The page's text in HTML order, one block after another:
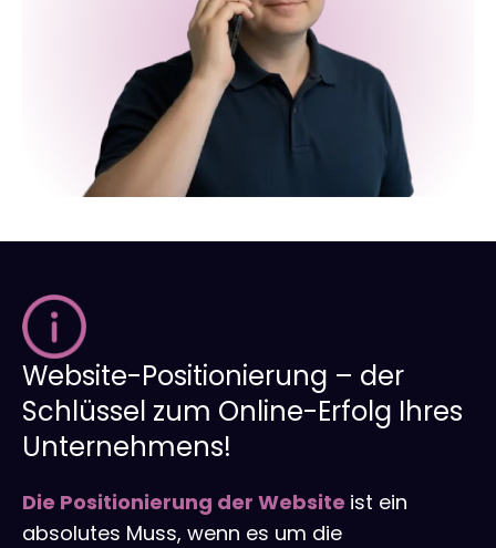
Website-Positionierung – der
Schlüssel zum Online-Erfolg Ihres
Unternehmens!
Die Positionierung der Website ist ein
absolutes Muss, wenn es um die